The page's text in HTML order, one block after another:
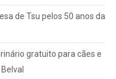
de Tsu pelos 50 anos da
gratuito para cães e